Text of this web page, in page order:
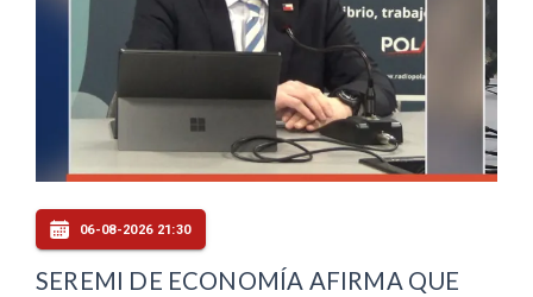
06-08-2026 21:30
SEREMI DE ECONOMÍA AFIRMA QUE